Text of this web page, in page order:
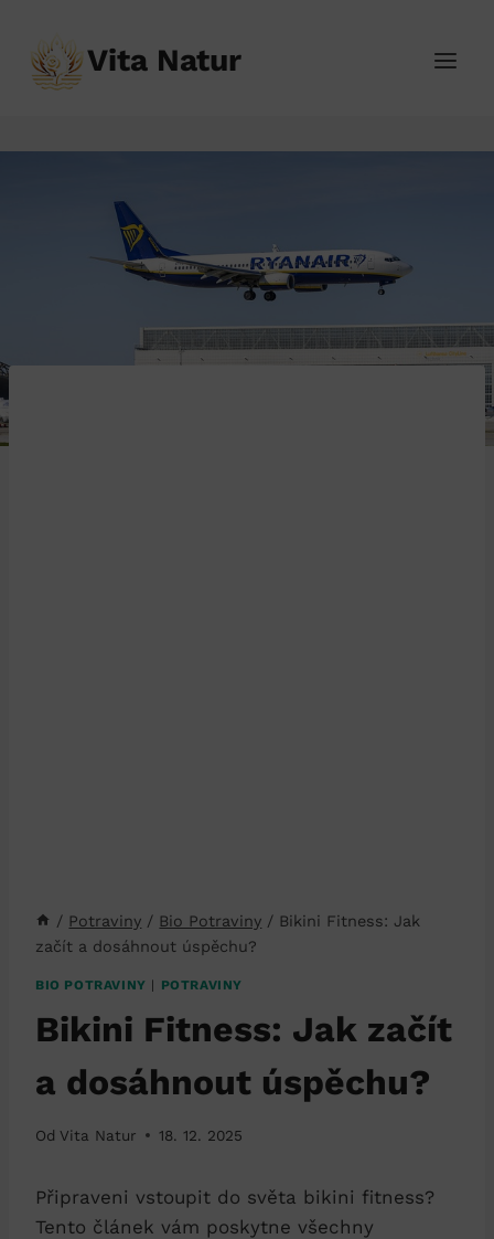
obsah
Vita Natur
/ Potraviny / Bio Potraviny / Bikini Fitness: Jak
začít a dosáhnout úspěchu?
BIO POTRAVINY POTRAVINY
Bikini Fitness: Jak začít
a dosáhnout úspěchu?
Od Vita Natur 18. 12. 2025
Připraveni vstoupit do ⁢světa bikini fitness?
Tento článek ‌vám poskytne ‌všechny